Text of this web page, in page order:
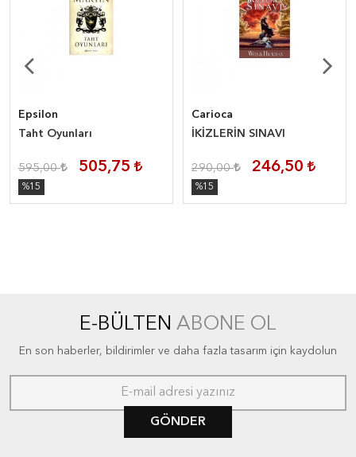
Epsilon
Taht Oyunları
595,00 505,75
%15
Carioca
İKİZLERİN SINAVI
290,00 246,50
%15
E-BÜLTEN ABONE OL
En son haberler, bildirimler ve daha fazla tasarım için kaydolun
GÖNDER